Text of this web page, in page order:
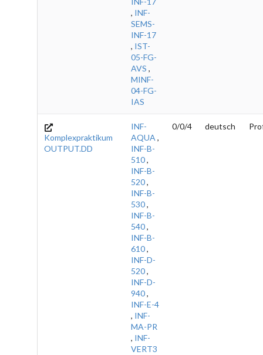
, INF-
SEMS-
INF-17
, IST-
05-FG-
AVS ,
MINF-
04-FG-
IAS
Komplexpraktikum
OUTPUT.DD
INF-
AQUA,
INF-B-
510,
INF-B-
520,
INF-B-
530,
INF-B-
540,
INF-B-
610,
INF-D-
520,
INF-D-
940,
INF-E-4
, INF-
MA-PR
, INF-
VERT3
0/0/4 deutsch